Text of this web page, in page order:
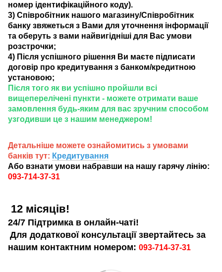
номер ідентифікаційного коду).
3) Співробітник нашого магазину/Співробітник
банку звяжеться з Вами для уточнення інформації
та оберуть з вами найвигідніші для Вас умови
розстрочки;
4) Після успішного рішення Ви маєте підписати
договір про кредитування з банком/кредитною
установою;
Після того як ви успішно пройшли всі
вищеперелічені пункти - можете отримати ваше
замовлення будь-яким для вас зручним способом
узгодивши це з нашим менеджером!
Детальніше можете ознайомитись з умовами
банків тут: Кредитування
Або взнати умови набравши на нашу гарячу лінію:
093-714-37-31
12 місяців!
24/7 Підтримка в онлайн-чаті!
Для додаткової консультації звертайтесь за
нашим контактним номером: 093-714-37-31